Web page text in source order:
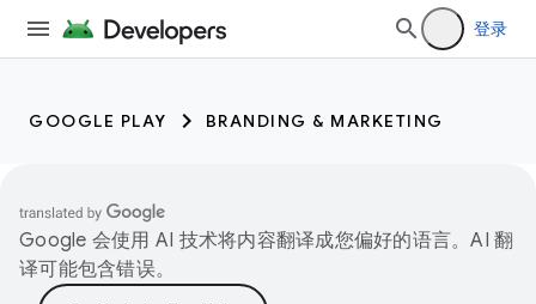
登录
GOOGLE PLAY BRANDING & MARKETING
Google 会使用 AI 技术将内容翻译成您偏好的语言。AI 翻
译可能包含错误。